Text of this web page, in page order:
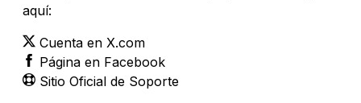
aquí:
Cuenta en X.com
Página en Facebook
Sitio Oficial de Soporte